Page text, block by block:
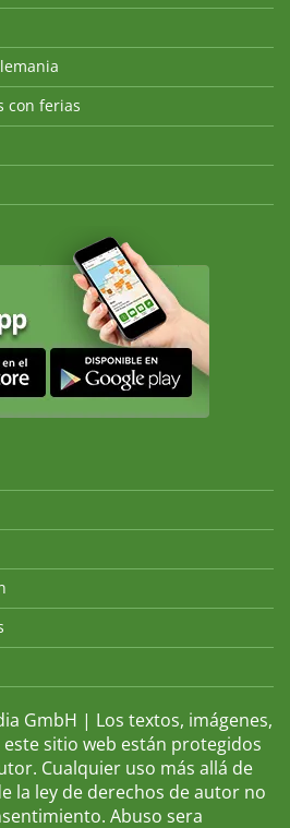
con ferias
GmbH | Los textos, imágenes,
sitio web están protegidos
Cualquier uso más allá de
la ley de derechos de autor no
Abuso sera